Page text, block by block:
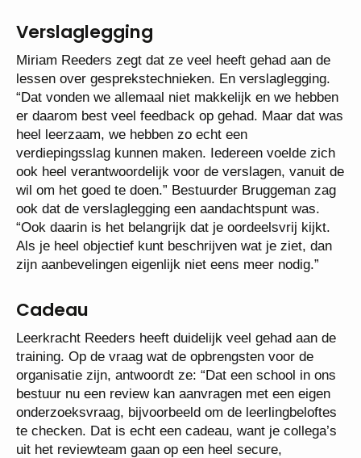
Verslaglegging
Miriam Reeders zegt dat ze veel heeft gehad aan de
lessen over gesprekstechnieken. En verslaglegging.
“Dat vonden we allemaal niet makkelijk en we hebben
er daarom best veel feedback op gehad. Maar dat was
heel leerzaam, we hebben zo echt een
verdiepingsslag kunnen maken. Iedereen voelde zich
ook heel verantwoordelijk voor de verslagen, vanuit de
wil om het goed te doen.” Bestuurder Bruggeman zag
ook dat de verslaglegging een aandachtspunt was.
“Ook daarin is het belangrijk dat je oordeelsvrij kijkt.
Als je heel objectief kunt beschrijven wat je ziet, dan
zijn aanbevelingen eigenlijk niet eens meer nodig.”
Cadeau
Leerkracht Reeders heeft duidelijk veel gehad aan de
training. Op de vraag wat de opbrengsten voor de
organisatie zijn, antwoordt ze: “Dat een school in ons
bestuur nu een review kan aanvragen met een eigen
onderzoeksvraag, bijvoorbeeld om de leerlingbeloftes
te checken. Dat is echt een cadeau, want je collega’s
uit het reviewteam gaan op een heel secure,